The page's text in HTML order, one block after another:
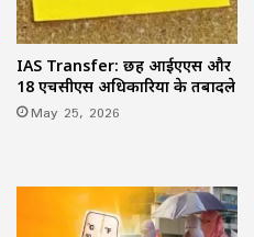
IAS Transfer: छह आईएएस और
18 एचसीएस अधिकारियों के तबादले
May 25, 2026